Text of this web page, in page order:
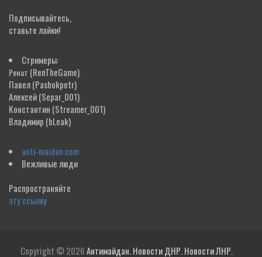
Подписывайтесь,
ставьте лайки!
Стримеры:
Ренат (RenTheGame)
Павел(Pashokpetr)
Алексей(Separ_001)
Константин (Streamer_001)
Владимир (bLeak)
anti-maidan.com
Вежливые люди
Распространяйте
эту ссылку
Copyright © 2026Антимайдан. Новости ДНР. Новости ЛНР.